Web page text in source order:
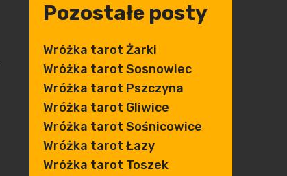
Pozostałe posty
Wróżka tarot Żarki
Wróżka tarot Sosnowiec
Wróżka tarot Pszczyna
Wróżka tarot Gliwice
Wróżka tarot Sośnicowice
Wróżka tarot Łazy
Wróżka tarot Toszek